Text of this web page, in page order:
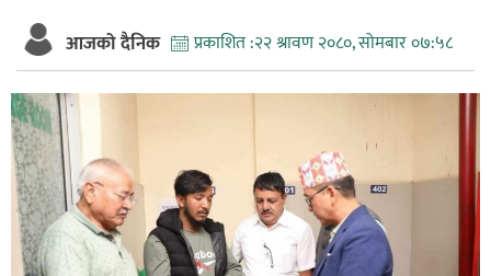
आजको दैनिक प्रकाशित :२२ श्रावण २०८०, सोमबार ०७:५८